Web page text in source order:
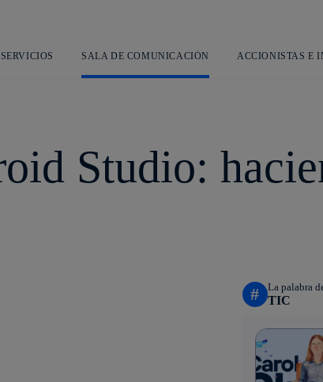
SERVICIOS SALA DE COMUNICACIÓN ACCIONISTAS E
Studio:
# La palabra
TIC